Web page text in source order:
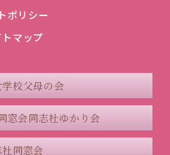
ポリシー
マップ
校父母の会
窓会同志社ゆかり会
同窓会